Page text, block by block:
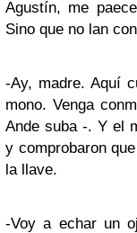
Agustín, me
Sino que no lan
-Ay, madre. Aquí
mono. Venga
Ande suba -. Y el
y comprobaron
la llave.
-Voy a echar un